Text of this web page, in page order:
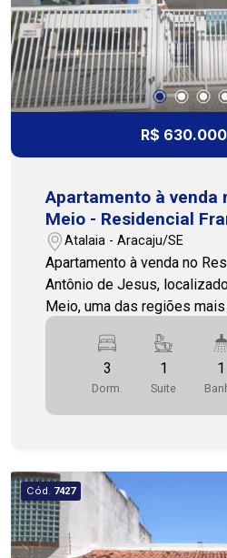
R$
Apartamento à venda
Meio - Residencial
de Jesus
Atalaia - Aracaju/SE
Apartamento à venda no
Antônio de Jesus,
Meio, uma das regiões
desejadas de Aracaju. Com 80 m² de área
privativa e posição leste/
excelente ventilação e
longo do dia. Conta com 3
banheiro social, sala ampla,
condomínio dispõe de área
mais comodidade e
moradores. A localização é um dos grandes
diferenciais, com fácil
3
Dorm.
1
Suite
1
Cód. 7427